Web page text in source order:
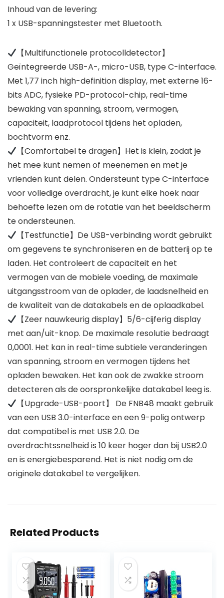
Inhoud van de levering:
1 x USB-spanningstester met Bluetooth.
【Multifunctionele protocolldetector】
Geïntegreerde USB-A-, micro-USB, type C-interface.
Met 1,77 inch high-definition display, met externe 16-
bits ADC, fysieke PD-protocol-chip, real-time
bewaking van spanning, stroom, vermogen,
capaciteit, laadprotocol tijdens het opladen,
bochtvorm enz.
【Comfortabel te dragen】Het is klein, zodat je
het mee kunt nemen of meenemen en met je
vrienden kunt delen. Ondersteunt type C-interface
voor volledige overdracht, je kunt elke hoek naar
behoefte lezen om de rotatie van het beeldscherm
te ondersteunen.
【Testfunctie】De USB-verbinding wordt gebruikt
om gegevens te synchroniseren en de batterij op te
laden. Het controleert de capaciteit en het
vermogen van de mobiele voeding, de maximale
uitgangsstroom van de oplader, de laadsnelheid en
de kwaliteit van de datakabels en de oplaadkabel.
【Zeer nauwkeurig display】5/6-cijferig display
met aan/uit-knop. De maximale resolutie bedraagt
0,0001. Het kan in real-time subtiele veranderingen
van spanning, stroom en vermogen tijdens het
opladen bewaken. Het kan ook de zwakke stroom
detecteren als de oorspronkelijke datakabel leeg is.
【Upgrade-USB-poort】 De FNB48 maakt gebruik
van een USB 3.0-interface en een 9-polig ontwerp
dat compatibel is met USB 2.0. De
overdrachtssnelheid is 10 keer hoger dan bij USB2.0
en is energiebesparend. Het is niet nodig om de
originele datakabel te vergelijken.
Related Products